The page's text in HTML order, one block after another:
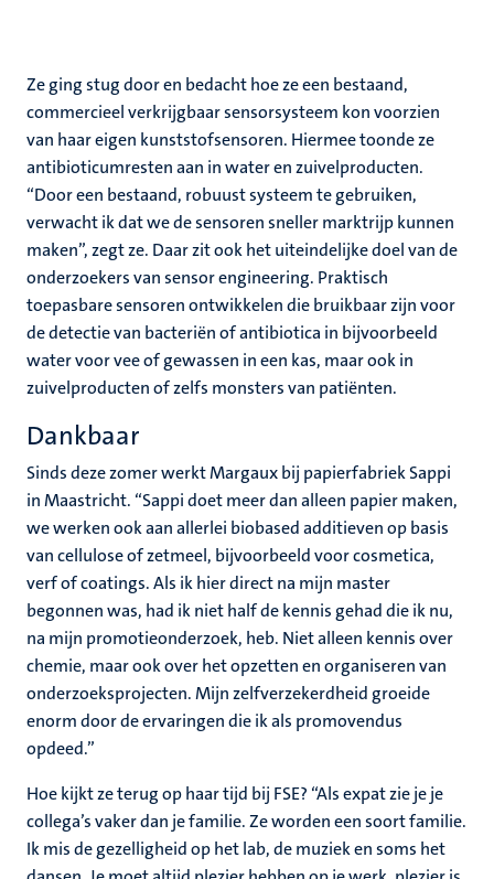
Ze ging stug door en bedacht hoe ze een bestaand,
commercieel verkrijgbaar sensorsysteem kon voorzien
van haar eigen kunststofsensoren. Hiermee toonde ze
antibioticumresten aan in water en zuivelproducten.
“Door een bestaand, robuust systeem te gebruiken,
verwacht ik dat we de sensoren sneller marktrijp kunnen
maken”, zegt ze. Daar zit ook het uiteindelijke doel van de
onderzoekers van sensor engineering. Praktisch
toepasbare sensoren ontwikkelen die bruikbaar zijn voor
de detectie van bacteriën of antibiotica in bijvoorbeeld
water voor vee of gewassen in een kas, maar ook in
zuivelproducten of zelfs monsters van patiënten.
Dankbaar
Sinds deze zomer werkt Margaux bij papierfabriek Sappi
in Maastricht. “Sappi doet meer dan alleen papier maken,
we werken ook aan allerlei biobased additieven op basis
van cellulose of zetmeel, bijvoorbeeld voor cosmetica,
verf of coatings. Als ik hier direct na mijn master
begonnen was, had ik niet half de kennis gehad die ik nu,
na mijn promotieonderzoek, heb. Niet alleen kennis over
chemie, maar ook over het opzetten en organiseren van
onderzoeksprojecten. Mijn zelfverzekerdheid groeide
enorm door de ervaringen die ik als promovendus
opdeed.”
Hoe kijkt ze terug op haar tijd bij FSE? “Als expat zie je je
collega’s vaker dan je familie. Ze worden een soort familie.
Ik mis de gezelligheid op het lab, de muziek en soms het